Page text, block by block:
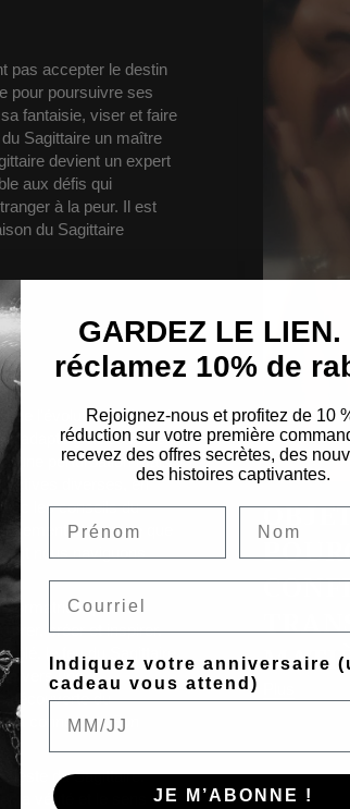
pas accepter le destin
pour poursuivre ses
fantaisie, viser et faire
Sagittaire un maître
devient un expert
aux défis qui
à la peur.
Il est
du Sagittaire
de l'évolution. L'énergie
s'adapte gracieusement
une perturbation mais
diverses, en
Avec les conseils du
et à croire que
nous naviguons
qu'il est
créer et inspirer.
le feu du Sagittaire
vers une
découverte du
la connexion. Son
du Sagittaire.
la vérité et le sens
GARDEZ LE LIEN.
réclamez 10% de
Rejoignez-nous et profitez de 10
réduction sur votre première
recevez des offres secrètes, des
des histoires captivantes.
Indiquez votre anniversaire
cadeau vous attend)
JE M’ABONNE !